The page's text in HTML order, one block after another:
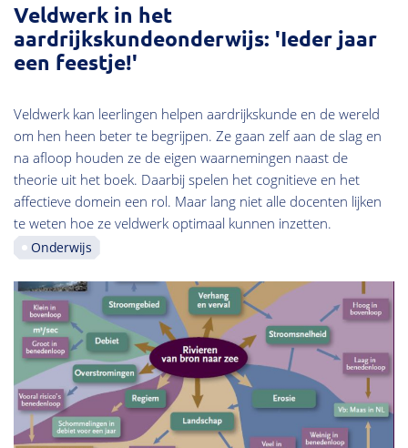
Veldwerk in het
aardrijkskundeonderwijs: 'Ieder jaar
een feestje!'
Veldwerk kan leerlingen helpen aardrijkskunde en de wereld
om hen heen beter te begrijpen. Ze gaan zelf aan de slag en
na afloop houden ze de eigen waarnemingen naast de
theorie uit het boek. Daarbij spelen het cognitieve en het
affectieve domein een rol. Maar lang niet alle docenten lijken
te weten hoe ze veldwerk optimaal kunnen inzetten.
Onderwijs